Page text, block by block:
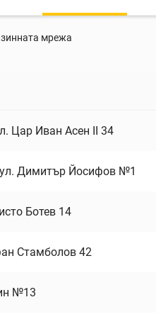
мрежа
Цар Иван Асен II 34
ул. Димитър Йосифов №1
Ботев 14
Стамболов 42
№13